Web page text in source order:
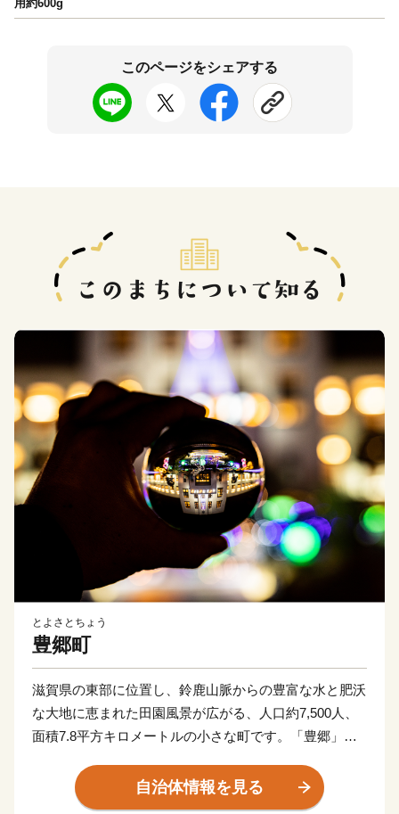
用約600g
このページをシェアする
とよさとちょう
豊郷町
滋賀県の東部に位置し、鈴鹿山脈からの豊富な水と肥沃
な大地に恵まれた田園風景が広がる、人口約7,500人、
面積7.8平方キロメートルの小さな町です。「豊郷」と
くから稲作が主産業でした。また、近江商人をはじめ幾
多の傑出した先人を世に送り出したことや江州音頭の発
自治体情報を見る